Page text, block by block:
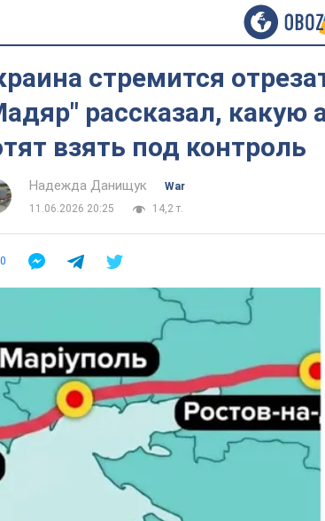
стремится
рассказал, какую
взять под контроль
Надежда Данищук
War
11.06.2026 20:25
14,2 т.
0